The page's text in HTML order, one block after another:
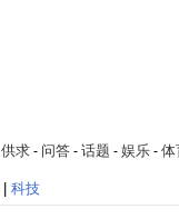
供求 - 问答 - 话题 - 娱乐 - 体
科技